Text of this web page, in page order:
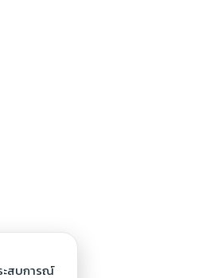
ะสบการณ์